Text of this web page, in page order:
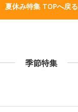
夏休み特集 TOPへ戻る
季節特集